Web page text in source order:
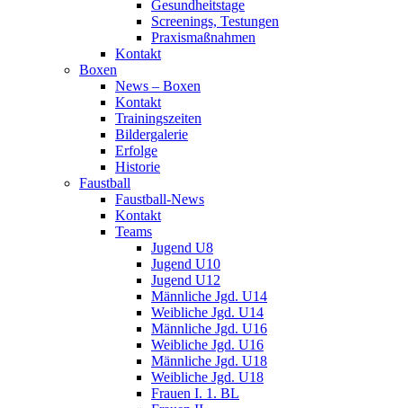
Gesundheitstage
Screenings, Testungen
Praxismaßnahmen
Kontakt
Boxen
News – Boxen
Kontakt
Trainingszeiten
Bildergalerie
Erfolge
Historie
Faustball
Faustball-News
Kontakt
Teams
Jugend U8
Jugend U10
Jugend U12
Männliche Jgd. U14
Weibliche Jgd. U14
Männliche Jgd. U16
Weibliche Jgd. U16
Männliche Jgd. U18
Weibliche Jgd. U18
Frauen I. 1. BL